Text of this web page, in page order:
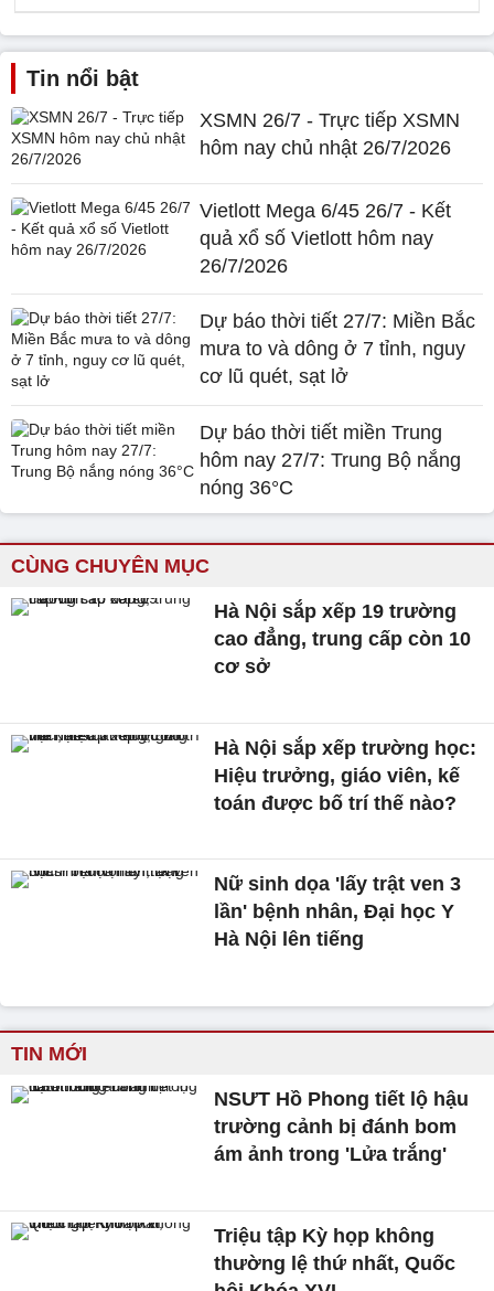
Tin nổi bật
XSMN 26/7 - Trực tiếp XSMN
hôm nay chủ nhật 26/7/2026
Vietlott Mega 6/45 26/7 - Kết
quả xổ số Vietlott hôm nay
26/7/2026
Dự báo thời tiết 27/7: Miền Bắc
mưa to và dông ở 7 tỉnh, nguy
cơ lũ quét, sạt lở
Dự báo thời tiết miền Trung
hôm nay 27/7: Trung Bộ nắng
nóng 36°C
CÙNG CHUYÊN MỤC
Hà Nội sắp xếp 19 trường
cao đẳng, trung cấp còn 10
cơ sở
Hà Nội sắp xếp trường học:
Hiệu trưởng, giáo viên, kế
toán được bố trí thế nào?
Nữ sinh dọa 'lấy trật ven 3
lần' bệnh nhân, Đại học Y
Hà Nội lên tiếng
TIN MỚI
NSƯT Hồ Phong tiết lộ hậu
trường cảnh bị đánh bom
ám ảnh trong 'Lửa trắng'
Triệu tập Kỳ họp không
thường lệ thứ nhất, Quốc